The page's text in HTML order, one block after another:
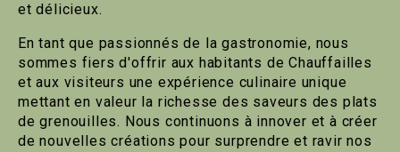
et délicieux.
En tant que passionnés de la gastronomie, nous
sommes fiers d'offrir aux habitants de Chauffailles
et aux visiteurs une expérience culinaire unique
mettant en valeur la richesse des saveurs des plats
de grenouilles. Nous continuons à innover et à créer
de nouvelles créations pour surprendre et ravir nos